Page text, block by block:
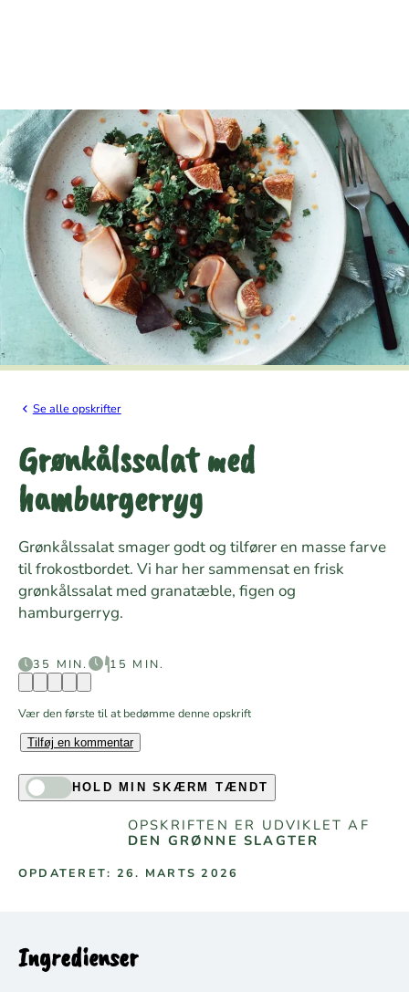
Se alle opskrifter
Grønkålssalat med
hamburgerryg
Grønkålssalat smager godt og tilfører en masse farve
til frokostbordet. Vi har her sammensat en frisk
grønkålssalat med granatæble, figen og
hamburgerryg.
35 MIN. 15 MIN.
Vær den første til at bedømme denne opskrift
Tilføj en kommentar
HOLD MIN SKÆRM TÆNDT
OPSKRIFTEN ER UDVIKLET AF
DEN GRØNNE SLAGTER
OPDATERET: 26. MARTS 2026
Ingredienser